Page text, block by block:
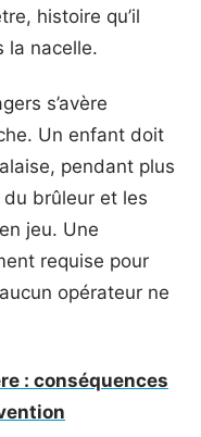
histoire qu’il
la nacelle.
s’avère
Un enfant doit
pendant plus
du brûleur et les
jeu. Une
requise pour
opérateur ne
: conséquences